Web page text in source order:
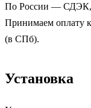
По России — СДЭК,
Принимаем оплату
(в СПб).
Установка